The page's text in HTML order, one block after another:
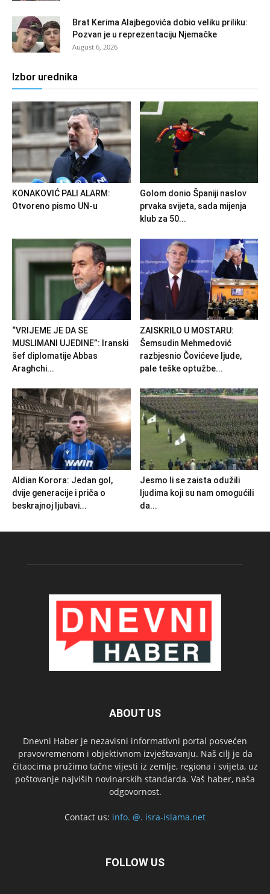
Brat Kerima Alajbegovića dobio veliku priliku:
Pozvan je u reprezentaciju Njemačke
August 6, 2026
Izbor urednika
KONAKOVIĆ PALI ALARM:
Otvoreno pismo UN-u
Golom donio Španiji naslov
prvaka svijeta, sada mijenja
klub za 50...
“VRIJEME JE DA SE
MUSLIMANI UJEDINE”: Iranski
šef diplomatije Abbas
Araghchi...
ZAISKRILO U MOSTARU:
Šemsudin Mehmedović
razbjesnio Čovićeve ljude,
pale teške optužbe...
Aldian Korora: Jedan gol,
dvije generacije i priča o
beskrajnoj ljubavi...
Jesmo li se zaista odužili
ljudima koji su nam omogućili
da...
ABOUT US
Dnevni Haber je nezavisni informativni portal posvećen
pravovremenom i objektivnom izvještavanju. Naš cilj je da
čitaocima pružimo tačne vijesti iz zemlje, regiona i svijeta, uz
poštovanje najviših novinarskih standarda. Vaš haber, naša
odgovornost.
Contact us: info. @. isra-islama.net
FOLLOW US